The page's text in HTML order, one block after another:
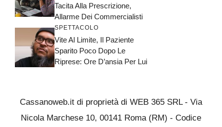
Tacita Alla Prescrizione,
Allarme Dei Commercialisti
SPETTACOLO
Vite Al Limite, Il Paziente
Sparito Poco Dopo Le
Riprese: Ore D’ansia Per Lui
Cassanoweb.it di proprietà di WEB 365 SRL - Via
Nicola Marchese 10, 00141 Roma (RM) - Codice